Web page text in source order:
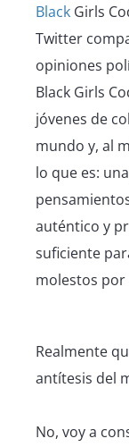
Black Girls
Twitter
opiniones
Black Girls
jóvenes de
mundo y, al
lo que es:
auténtico y
suficiente
molestos
Realmente
antítesis del
No, voy a